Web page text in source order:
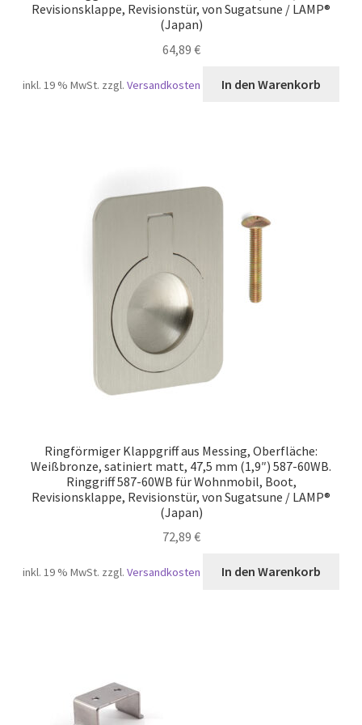
Revisionsklappe, Revisionstür, von Sugatsune / LAMP®
(Japan)
64,89 €
inkl. 19 % MwSt. zzgl.Versandkosten In den Warenkorb
Ringförmiger Klappgriff aus Messing, Oberfläche:
Weißbronze, satiniert matt, 47,5 mm (1,9″) 587-60WB.
Ringgriff 587-60WB für Wohnmobil, Boot,
Revisionsklappe, Revisionstür, von Sugatsune / LAMP®
(Japan)
72,89 €
inkl. 19 % MwSt. zzgl.Versandkosten In den Warenkorb